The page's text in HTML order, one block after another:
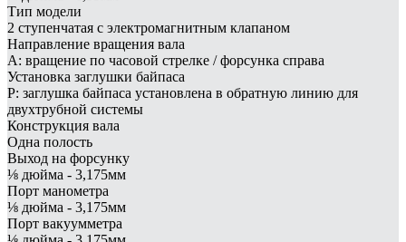
Тип модели
2 ступенчатая с электромагнитным клапаном
Направление вращения вала
A: вращение по часовой стрелке / форсунка справа
Установка заглушки байпаса
P: заглушка байпаса установлена в обратную линию для
двухтрубной системы
Конструкция вала
Одна полость
Выход на форсунку
⅛ дюйма - 3,175мм
Порт манометра
⅛ дюйма - 3,175мм
Порт вакуумметра